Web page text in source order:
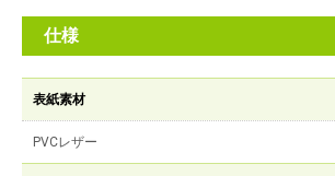
仕様
表紙素材
PVCレザー